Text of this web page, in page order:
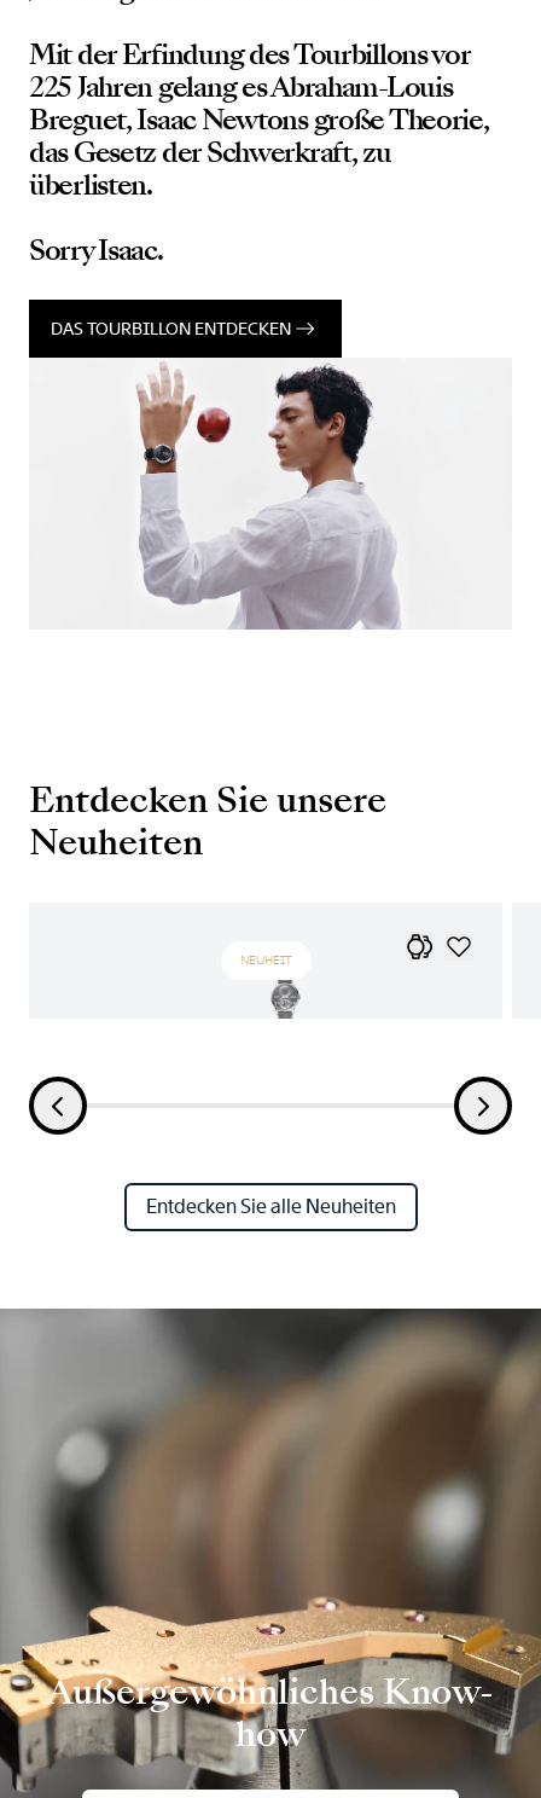
Mit der Erfindung des Tourbillons vor
225 Jahren gelang es Abraham-Louis
Breguet, Isaac Newtons große Theorie,
das Gesetz der Schwerkraft, zu
überlisten.
Sorry Isaac.
DAS TOURBILLON ENTDECKEN
Entdecken Sie unsere
Neuheiten
NEUHEIT
Entdecken Sie alle Neuheiten
Außergewöhnliches Know-
how